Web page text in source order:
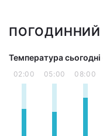
ПОГОДИННИЙ
Температура сьогодні
02:00 05:00 08:00